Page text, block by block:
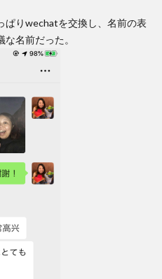
ぱりwechatを交換し、名前の表
名前だった。